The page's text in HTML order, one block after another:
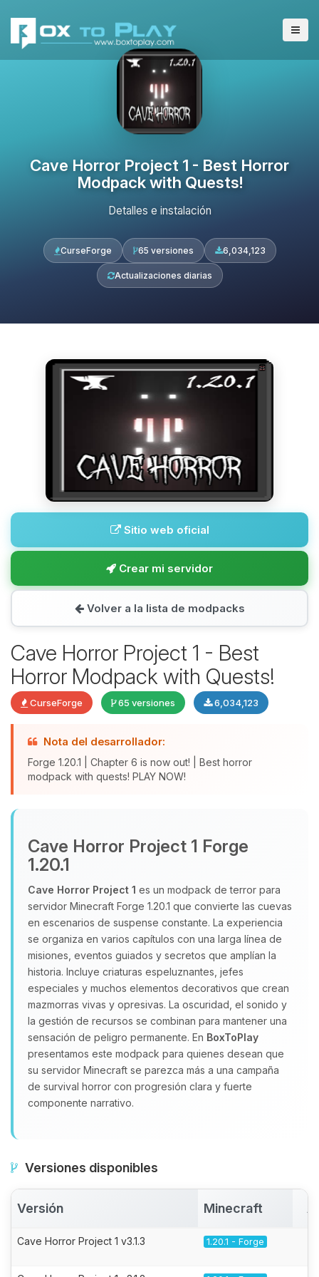
Cave Horror Project 1 - Best Horror
Modpack with Quests!
Detalles e instalación
CurseForge 65 versiones 6,034,123
Actualizaciones diarias
Sitio web oficial
Crear mi servidor
Volver a la lista de modpacks
Cave Horror Project 1 - Best
Horror Modpack with Quests!
CurseForge 65 versiones 6,034,123
Nota del desarrollador:
Forge 1.20.1 | Chapter 6 is now out! | Best horror
modpack with quests! PLAY NOW!
Cave Horror Project 1 Forge
1.20.1
Cave Horror Project 1 es un modpack de terror para
servidor Minecraft Forge 1.20.1 que convierte las cuevas
en escenarios de suspense constante. La experiencia
se organiza en varios capítulos con una larga línea de
misiones, eventos guiados y secretos que amplían la
historia. Incluye criaturas espeluznantes, jefes
especiales y muchos elementos decorativos que crean
mazmorras vivas y opresivas. La oscuridad, el sonido y
la gestión de recursos se combinan para mantener una
sensación de peligro permanente. En BoxToPlay
presentamos este modpack para quienes desean que
su servidor Minecraft se parezca más a una campaña
de survival horror con progresión clara y fuerte
componente narrativo.
Versiones disponibles
Versión Minecraft
Cave Horror Project 1 v3.1.3 1.20.1 - Forge
asistente de BoxToPlay. Cuentame
que necesitas y moveré mis
07/08/2026 17:32